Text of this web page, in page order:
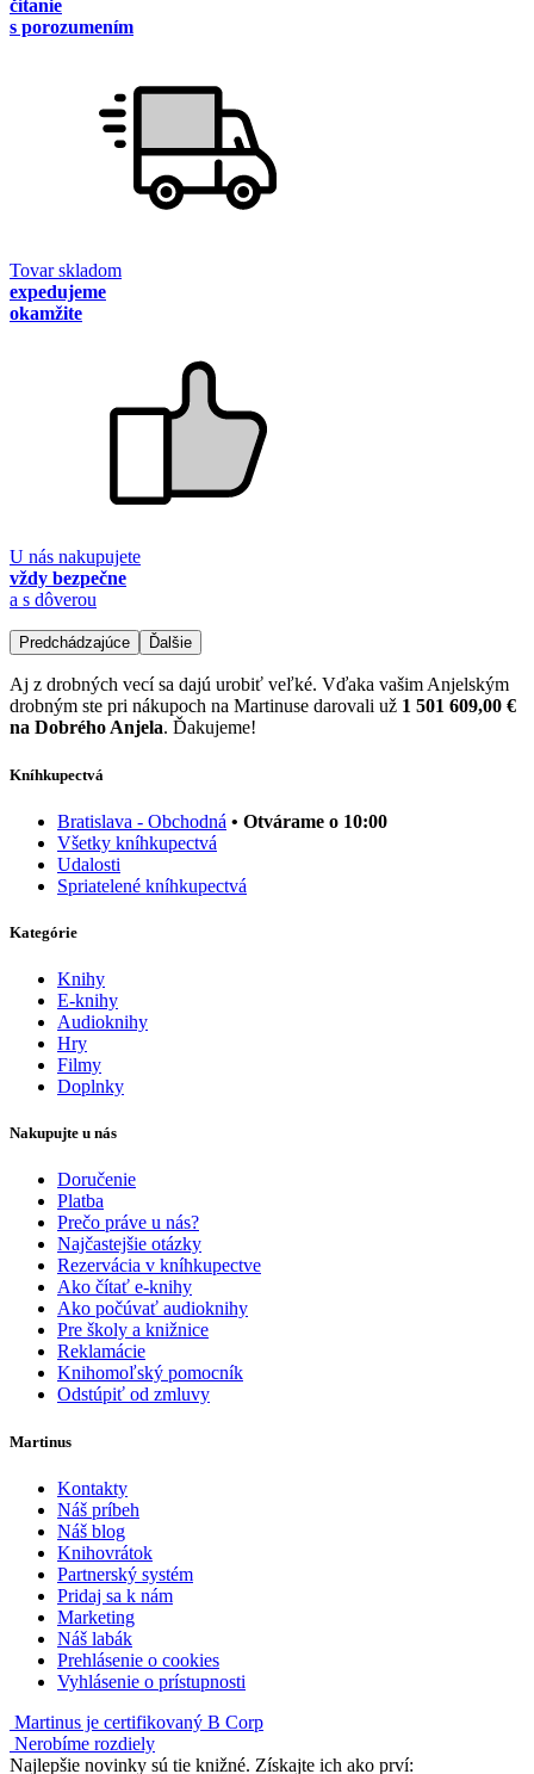
čítanie
s porozumením
Tovar skladom
expedujeme
okamžite
U nás nakupujete
vždy bezpečne
a s dôverou
Predchádzajúce Ďalšie
Aj z drobných vecí sa dajú urobiť veľké. Vďaka vašim Anjelským
drobným ste pri nákupoch na Martinuse darovali už 1 501 609,00 €
na Dobrého Anjela. Ďakujeme!
Kníhkupectvá
Bratislava - Obchodná • Otvárame o 10:00
Všetky kníhkupectvá
Udalosti
Spriatelené kníhkupectvá
Kategórie
Knihy
E-knihy
Audioknihy
Hry
Filmy
Doplnky
Nakupujte u nás
Doručenie
Platba
Prečo práve u nás?
Najčastejšie otázky
Rezervácia v kníhkupectve
Ako čítať e-knihy
Ako počúvať audioknihy
Pre školy a knižnice
Reklamácie
Knihomoľský pomocník
Odstúpiť od zmluvy
Martinus
Kontakty
Náš príbeh
Náš blog
Knihovrátok
Partnerský systém
Pridaj sa k nám
Marketing
Náš labák
Prehlásenie o cookies
Vyhlásenie o prístupnosti
Martinus je certifikovaný B Corp
Nerobíme rozdiely
Najlepšie novinky sú tie knižné. Získajte ich ako prví: